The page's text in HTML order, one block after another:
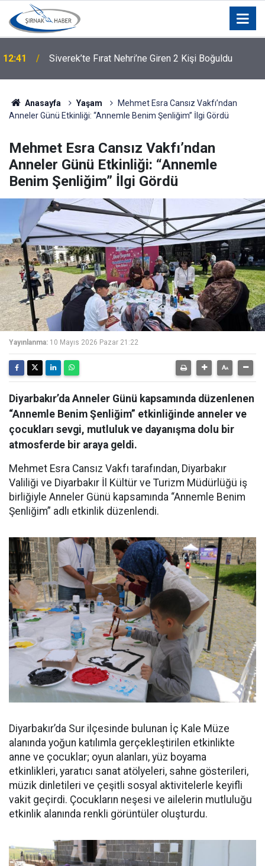
11:46
Babasına Böbrek Nakli
Anasayfa Yaşam
Mehmet Esra Cansız Vakfı’ndan
Anneler Günü Etkinliği: “Annemle Benim Şenliğim” İlgi Gördü
Mehmet Esra Cansız Vakfı’ndan
Anneler Günü Etkinliği: “Annemle
Benim Şenliğim” İlgi Gördü
Yayınlanma: 10 Mayıs 2026 Pazar 21:22
Diyarbakır’da Anneler Günü kapsamında düzenlenen
“Annemle Benim Şenliğim” etkinliğinde anneler ve
çocukları sevgi, mutluluk ve dayanışma dolu bir
atmosferde bir araya geldi.
Mehmet Esra Cansız Vakfı tarafından, Diyarbakır
Valiliği ve Diyarbakır İl Kültür ve Turizm Müdürlüğü iş
birliğiyle Anneler Günü kapsamında “Annemle Benim
Şenliğim” adlı etkinlik düzenlendi.
Diyarbakır’da Sur ilçesinde bulunan İç Kale Müze
alanında yoğun katılımla gerçekleştirilen etkinlikte
anne ve çocuklar; oyun alanları, yüz boyama
etkinlikleri, yaratıcı sanat atölyeleri, sahne gösterileri,
müzik dinletileri ve çeşitli sosyal aktivitelerle keyifli
vakit geçirdi. Çocukların neşesi ve ailelerin mutluluğu
etkinlik alanında renkli görüntüler oluşturdu.